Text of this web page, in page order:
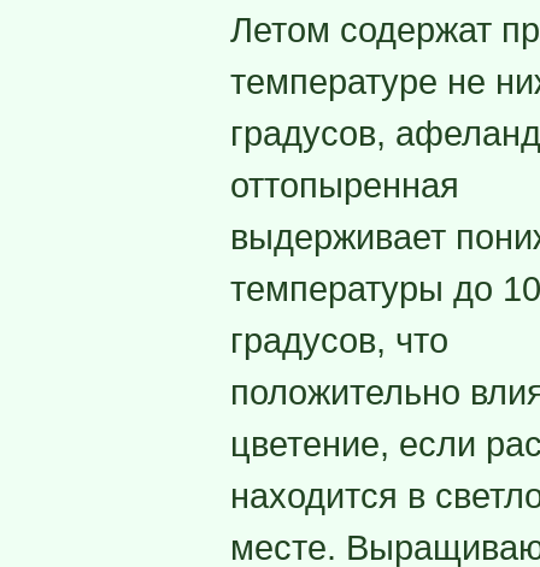
Летом содержат
температуре не
градусов,
оттопыренная
выдерживает
температуры до 10
градусов, что
положительно
цветение, если
находится в
месте.